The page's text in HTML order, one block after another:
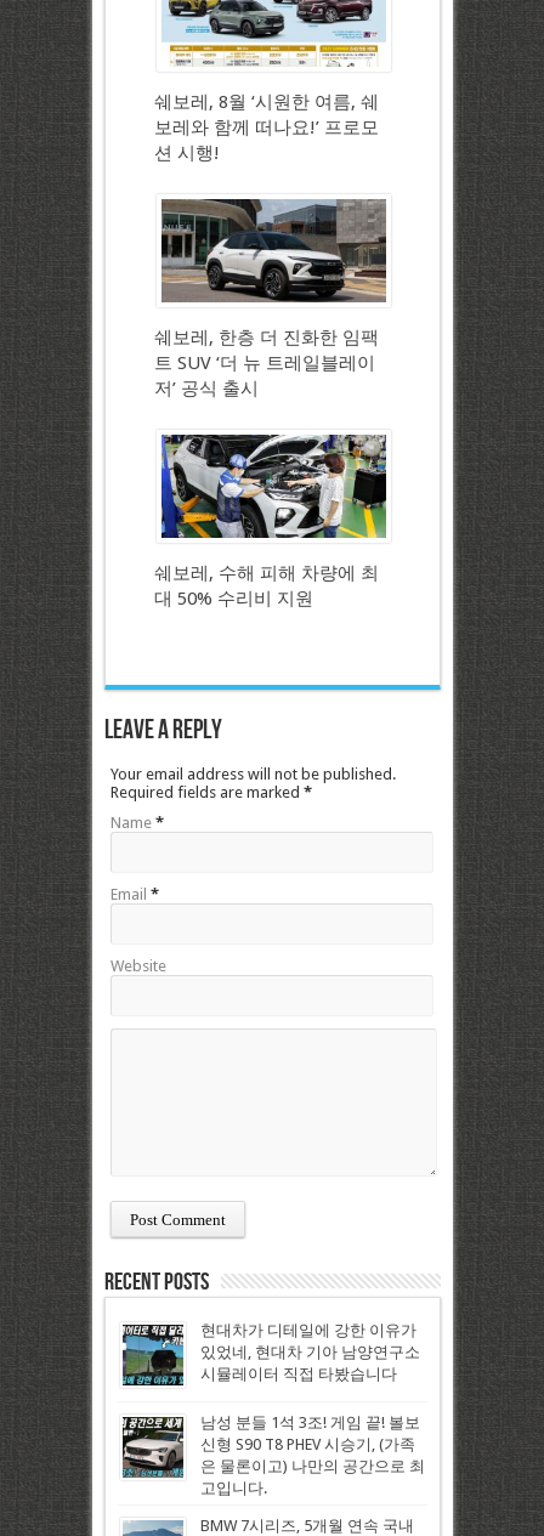
쉐보레, 8월 ‘시원한 여름, 쉐
보레와 함께 떠나요!’ 프로모
션 시행!
쉐보레, 한층 더 진화한 임팩
트 SUV ‘더 뉴 트레일블레이
저’ 공식 출시
쉐보레, 수해 피해 차량에 최
대 50% 수리비 지원
Leave a Reply
Your email address will not be published.
Required fields are marked *
Name *
Email *
Website
Recent Posts
현대차가 디테일에 강한 이유가
있었네, 현대차 기아 남양연구소
시뮬레이터 직접 타봤습니다
남성 분들 1석 3조! 게임 끝! 볼보
신형 S90 T8 PHEV 시승기, (가족
은 물론이고) 나만의 공간으로 최
고입니다.
BMW 7시리즈, 5개월 연속 국내